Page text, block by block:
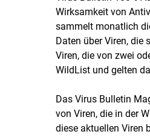
Wirksamkeit von
sammelt monatlich
Daten über Viren, die
Viren, die von zwei
WildList und gelten
Das Virus Bulletin
von Viren, die in der
diese aktuellen Viren